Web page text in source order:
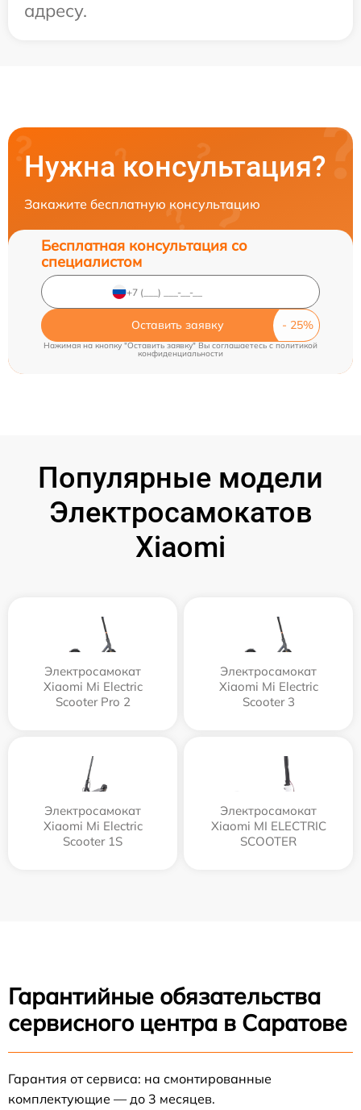
адресу.
Нужна консультация?
Закажите бесплатную консультацию
Бесплатная консультация со
специалистом
Оставить заявку
Нажимая на кнопку "Оставить заявку" Вы соглашаетесь cполитикой
конфиденциальности
Популярные модели
Электросамокатов
Xiaomi
Электросамокат
Xiaomi Mi Electric
Scooter Pro 2
Электросамокат
Xiaomi Mi Electric
Scooter 3
Электросамокат
Xiaomi Mi Electric
Scooter 1S
Электросамокат
Xiaomi MI ELECTRIC
SCOOTER
Гарантийные обязательства
сервисного центра в Саратове
Гарантия от сервиса: на смонтированные
комплектующие — до 3 месяцев.